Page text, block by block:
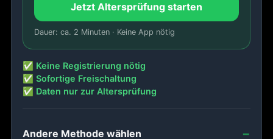
Jetzt Altersprüfung starten
Dauer: ca. 2 Minuten · Keine App nötig
✅ Keine Registrierung nötig
✅ Sofortige Freischaltung
✅ Daten nur zur Altersprüfung
Andere Methode wählen